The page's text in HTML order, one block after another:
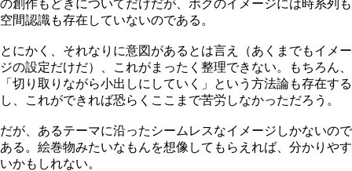
の創作もどきについてだけだが、ボクのイメージには時系列も
空間認識も存在していないのである。
とにかく、それなりに意図があるとは言え（あくまでもイメー
ジの設定だけだ）、これがまったく整理できない。もちろん、
「切り取りながら小出しにしていく」という方法論も存在する
し、これができれば恐らくここまで苦労しなかっただろう。
だが、あるテーマに沿ったシームレスなイメージしかないので
ある。絵巻物みたいなもんを想像してもらえれば、分かりやす
いかもしれない。